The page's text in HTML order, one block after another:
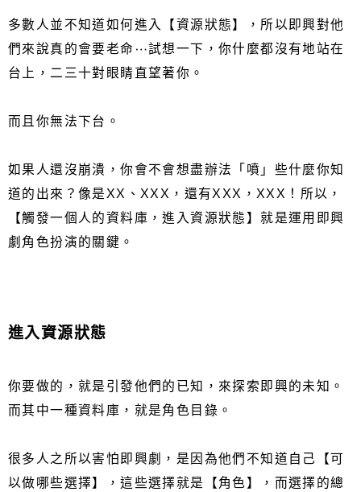
多數人並不知道如何進入【資源狀態】，所以即興對他
們來說真的會要老命⋯試想一下，你什麼都沒有地站在
台上，二三十對眼睛直望著你。
而且你無法下台。
如果人還沒崩潰，你會不會想盡辦法「噴」些什麼你知
道的出來？像是XX、XXX，還有XXX，XXX！所以，
【觸發一個人的資料庫，進入資源狀態】就是運用即興
劇角色扮演的關鍵。
進入資源狀態
你要做的，就是引發他們的已知，來探索即興的未知。
而其中一種資料庫，就是角色目錄。
很多人之所以害怕即興劇，是因為他們不知道自己【可
以做哪些選擇】，這些選擇就是【角色】，而選擇的總